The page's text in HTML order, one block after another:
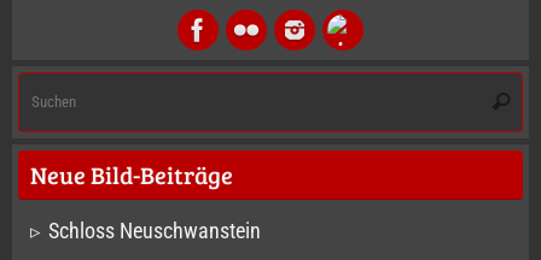
Neue Bild-Beiträge
Schloss Neuschwanstein